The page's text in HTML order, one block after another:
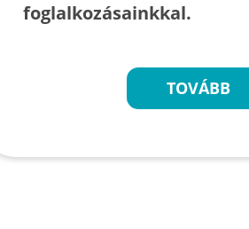
foglalkozásainkkal.
TOVÁBB